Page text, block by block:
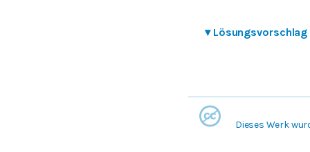
▾ Lösungsvorschlag
Dieses Werk